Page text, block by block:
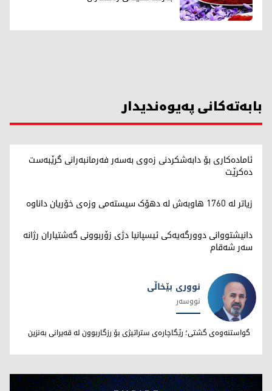
بابەتەکانی پەیوەندیدار
ئامادەکاری بۆ دابەشکردنی زەوی بەسەر فەرمانبەرانی گرێبەست
دەکرێت
زیاتر لە 1760 هاوبەش لە دهۆک سیستەمی وزەی خۆریان داناوە
دانیشتووانی دوورگەیەکی ئیسپانیا دژی زۆربوونی گەشتیاران رژانە
سەر شەقام
نووری بێخاڵی
نووری بێخاڵی
نووسەر
گواستنەوەی گشتی؛ رێگاچارەی ستراتیژی بۆ رزگاربوون لە قەیرانی بەنزین